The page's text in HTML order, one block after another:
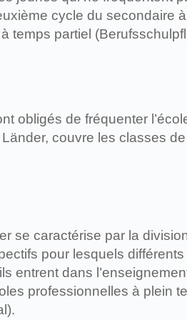
cycle du secondaire à
temps partiel
obligés de fréquenter
couvre les classes
se caractérise par la
pour lesquels
entrent dans
professionnelles à plein